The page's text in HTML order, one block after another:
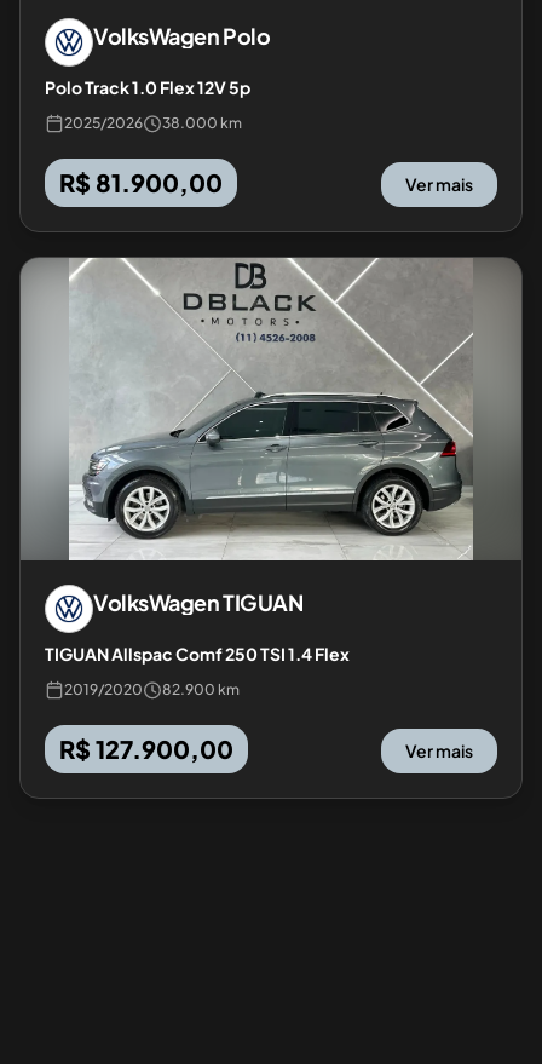
VolksWagenPolo
Polo Track 1.0 Flex 12V 5p
2025/2026 38.000 km
R$ 81.900,00 Ver mais
VolksWagenTIGUAN
TIGUAN Allspac Comf 250 TSI 1.4 Flex
2019/2020 82.900 km
R$ 127.900,00 Ver mais